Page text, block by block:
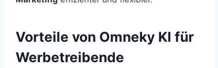
Vorteile von Omneky KI für
Werbetreibende